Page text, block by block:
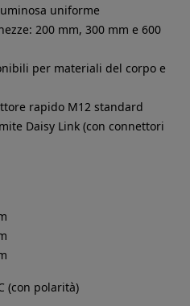
uniforme
200 mm, 300 mm e 600
per materiali del corpo e
rapido M12 standard
Daisy Link (con connettori
(con polarità)